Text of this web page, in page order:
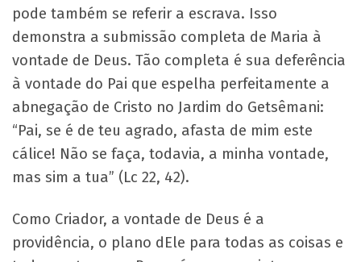
pode também se referir a escrava. Isso
demonstra a submissão completa de Maria à
vontade de Deus. Tão completa é sua deferência
à vontade do Pai que espelha perfeitamente a
abnegação de Cristo no Jardim do Getsêmani:
“Pai, se é de teu agrado, afasta de mim este
cálice! Não se faça, todavia, a minha vontade,
mas sim a tua” (Lc 22, 42).
Como Criador, a vontade de Deus é a
providência, o plano dEle para todas as coisas e